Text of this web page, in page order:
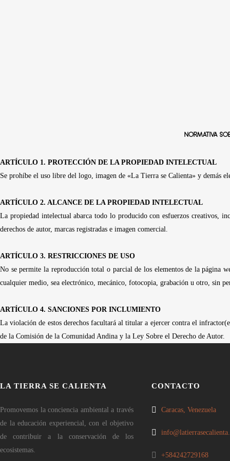
NORMATIVA
ARTÍCULO 1. PROTECCIÓN DE LA PROPIEDAD INTELECTUAL
Se prohíbe el uso libre del logo, imagen de «La Tierra se Calienta» y demás
ARTÍCULO 2. ALCANCE DE LA PROPIEDAD INTELECTUAL
La propiedad intelectual abarca todo lo producido con esfuerzos creativos,
derechos de autor, marcas registradas e imagen comercial.
ARTÍCULO 3. RESTRICCIONES DE USO
No se permite la reproducción total o parcial de los elementos de la página
cualquier medio, sea electrónico, mecánico, fotocopia, grabación u otro, sin
ARTÍCULO 4. SANCIONES POR INCLUMIENTO
La violación de estos derechos facultará al titular a ejercer contra el
de la Comisión de la Comunidad Andina y la Ley Sobre el Derecho de Autor.
LA TIERRA SE CALIENTA
Promovemos la conciencia ambiental a través
de la educación experiencial, con el objetivo
de contribuir a la conservación de los
ecosistemas.
CONTACTO
Caracas, Venezuela
+584242729168